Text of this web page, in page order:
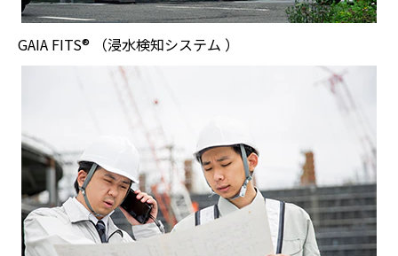
GAIA FITS® （浸水検知システム ）